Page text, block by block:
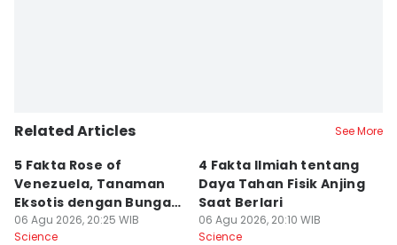
Related Articles See More
5 Fakta Rose of
Venezuela, Tanaman
Eksotis dengan Bunga
Merah Menyala
06 Agu 2026, 20:25 WIB
Science
4 Fakta Ilmiah tentang
Daya Tahan Fisik Anjing
Saat Berlari
06 Agu 2026, 20:10 WIB
Science